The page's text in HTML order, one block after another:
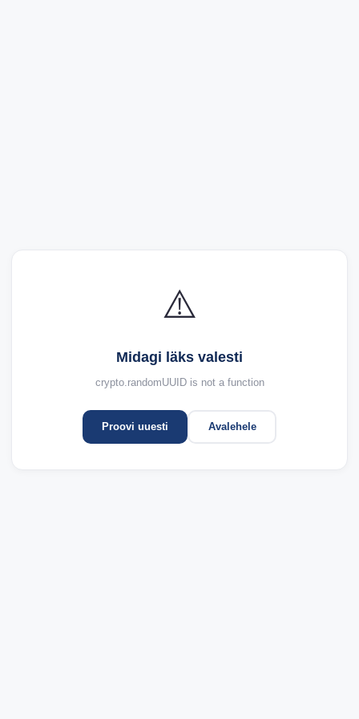
⚠️
Midagi läks valesti
crypto.randomUUID is not a function
Proovi uuesti Avalehele